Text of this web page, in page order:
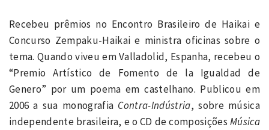
Recebeu prêmios no Encontro Brasileiro de Haikai e
Concurso Zempaku-Haikai e ministra oficinas sobre o
tema. Quando viveu em Valladolid, Espanha, recebeu o
“Premio Artístico de Fomento de la Igualdad de
Genero” por um poema em castelhano. Publicou em
2006 a sua monografia Contra-Indústria, sobre música
independente brasileira, e o CD de composições Música